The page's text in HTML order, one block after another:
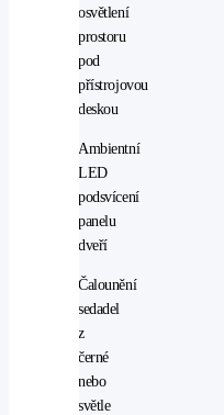
osvětlení
prostoru
pod
přístrojovou
deskou
Ambientní
LED
podsvícení
panelu
dveří
Čalounění
sedadel
z
černé
nebo
světle